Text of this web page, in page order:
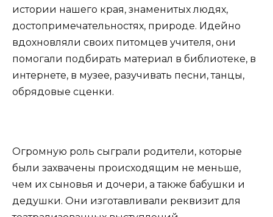
истории нашего края, знаменитых людях,
достопримечательностях, природе. Идейно
вдохновляли своих питомцев учителя, они
помогали подбирать материал в библиотеке, в
интернете, в музее, разучивать песни, танцы,
обрядовые сценки.
Огромную роль сыграли родители, которые
были захвачены происходящим не меньше,
чем их сыновья и дочери, а также бабушки и
дедушки. Они изготавливали реквизит для